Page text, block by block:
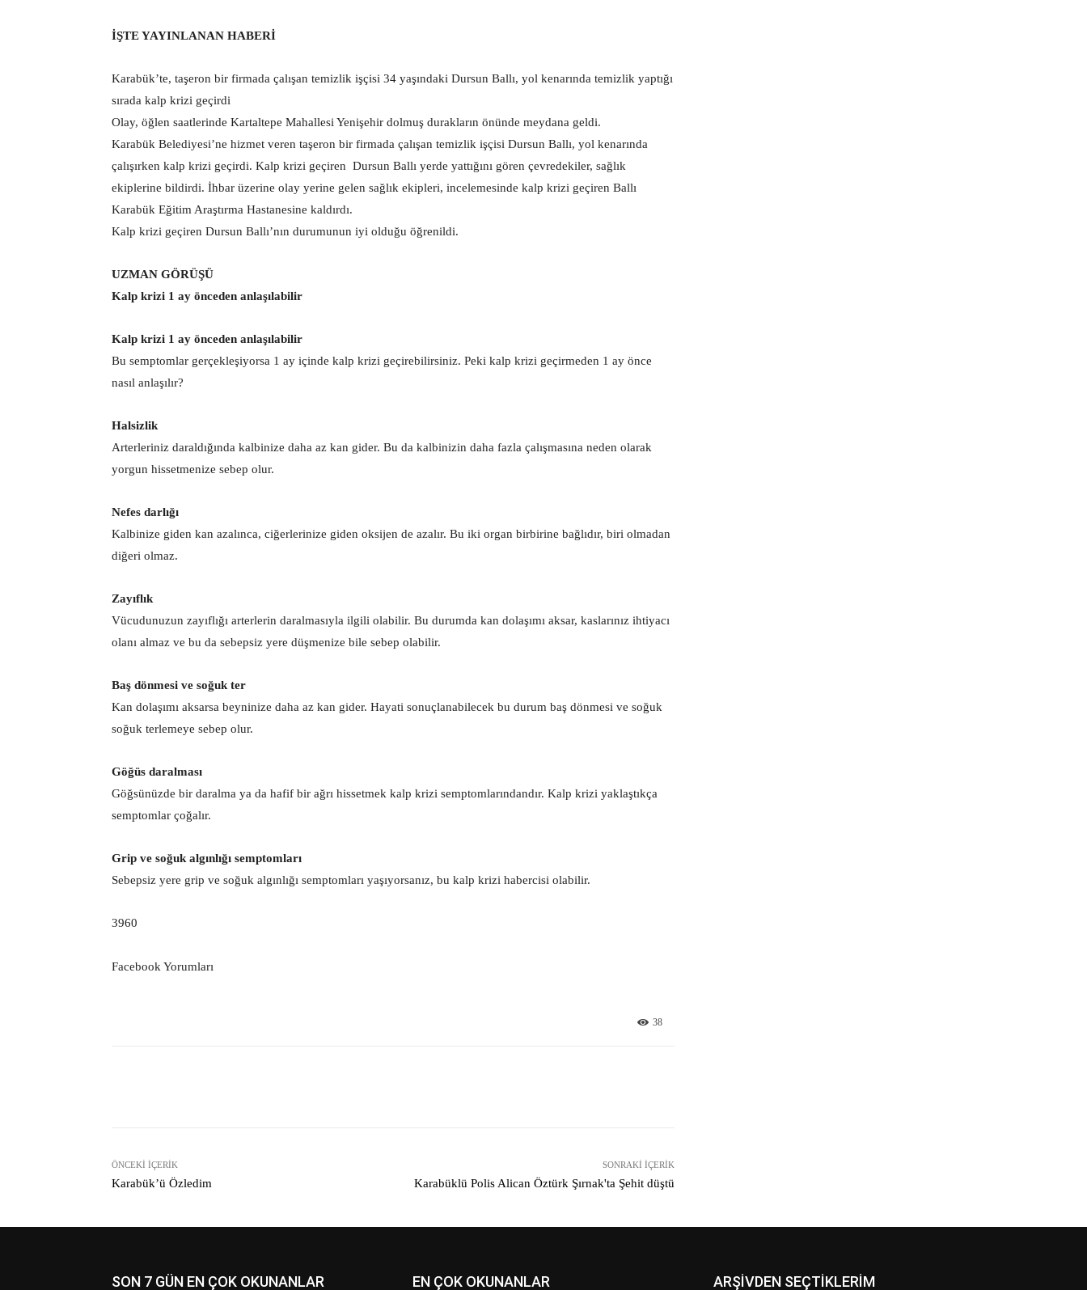
İŞTE YAYINLANAN HABERİ
Karabük’te, taşeron bir firmada çalışan temizlik işçisi 34 yaşındaki Dursun Ballı, yol kenarında temizlik yaptığı
sırada kalp krizi geçirdi
Olay, öğlen saatlerinde Kartaltepe Mahallesi Yenişehir dolmuş durakların önünde meydana geldi.
Karabük Belediyesi’ne hizmet veren taşeron bir firmada çalışan temizlik işçisi Dursun Ballı, yol kenarında
çalışırken kalp krizi geçirdi. Kalp krizi geçiren Dursun Ballı yerde yattığını gören çevredekiler, sağlık
ekiplerine bildirdi. İhbar üzerine olay yerine gelen sağlık ekipleri, incelemesinde kalp krizi geçiren Ballı
Karabük Eğitim Araştırma Hastanesine kaldırdı.
Kalp krizi geçiren Dursun Ballı’nın durumunun iyi olduğu öğrenildi.
UZMAN GÖRÜŞÜ
Kalp krizi 1 ay önceden anlaşılabilir
Kalp krizi 1 ay önceden anlaşılabilir
Bu semptomlar gerçekleşiyorsa 1 ay içinde kalp krizi geçirebilirsiniz. Peki kalp krizi geçirmeden 1 ay önce
nasıl anlaşılır?
Halsizlik
Arterleriniz daraldığında kalbinize daha az kan gider. Bu da kalbinizin daha fazla çalışmasına neden olarak
yorgun hissetmenize sebep olur.
Nefes darlığı
Kalbinize giden kan azalınca, ciğerlerinize giden oksijen de azalır. Bu iki organ birbirine bağlıdır, biri olmadan
diğeri olmaz.
Zayıflık
Vücudunuzun zayıflığı arterlerin daralmasıyla ilgili olabilir. Bu durumda kan dolaşımı aksar, kaslarınız ihtiyacı
olanı almaz ve bu da sebepsiz yere düşmenize bile sebep olabilir.
Baş dönmesi ve soğuk ter
Kan dolaşımı aksarsa beyninize daha az kan gider. Hayati sonuçlanabilecek bu durum baş dönmesi ve soğuk
soğuk terlemeye sebep olur.
Göğüs daralması
Göğsünüzde bir daralma ya da hafif bir ağrı hissetmek kalp krizi semptomlarındandır. Kalp krizi yaklaştıkça
semptomlar çoğalır.
Grip ve soğuk algınlığı semptomları
Sebepsiz yere grip ve soğuk algınlığı semptomları yaşıyorsanız, bu kalp krizi habercisi olabilir.
3960
Facebook Yorumları
38
ÖNCEKI İÇERIK
Karabük’ü Özledim
SONRAKI İÇERIK
Karabüklü Polis Alican Öztürk Şırnak'ta Şehit düştü
SON 7 GÜN EN ÇOK OKUNANLAR EN ÇOK OKUNANLAR ARŞİVDEN SEÇTİKLERİM